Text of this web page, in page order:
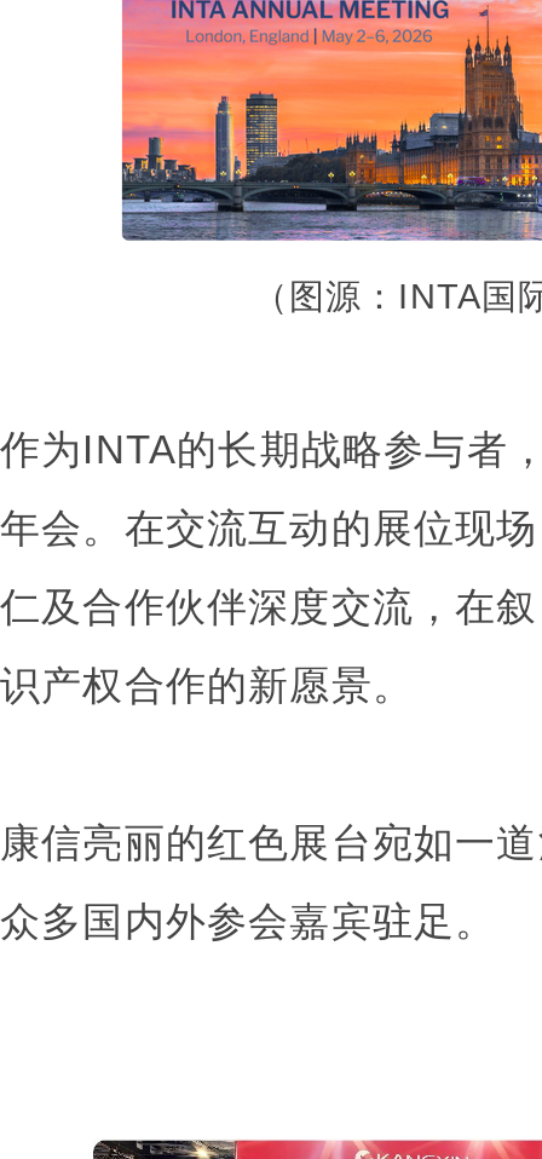
（图源：INTA国
作为INTA的长期战略参与者
年会。在交流互动的展位现
仁及合作伙伴深度交流，在
识产权合作的新愿景。
康信亮丽的红色展台宛如一
众多国内外参会嘉宾驻足。